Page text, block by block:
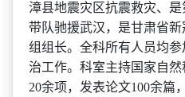
漳县地震灾区抗震救灾、是
带队驰援武汉，是甘肃省
组组长。 全科所有人员均
治工作。科室主持国家自然
20余项，发表论文100余篇